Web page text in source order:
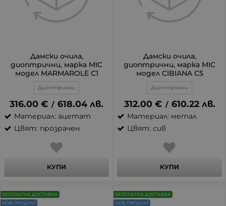
Дамски очила,
диоптрични, марка MIC
модел MARMAROLE С1
Диоптрични
316.00 € / 618.04 лв.
Материал: ацетат
Цвят: прозрачен
КУПИ
Дамски очила,
диоптрични, марка MIC
модел CIBIANA С5
Диоптрични
312.00 € / 610.22 лв.
Материал: метал
Цвят: сив
КУПИ
БЕЗПЛАТНА ДОСТАВКА
НОВ ПРОДУКТ
БЕЗПЛАТНА ДОСТАВКА
НОВ ПРОДУКТ